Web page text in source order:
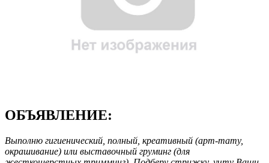
ОБЪЯВЛЕНИЕ:
Выполню гигиенический, полный, креативный (арт-тату,
окрашивание) или выставочный груминг (для